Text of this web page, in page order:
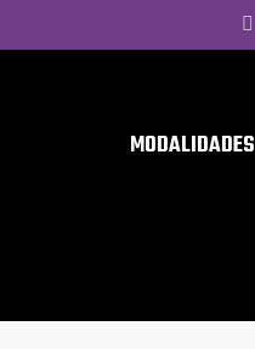
MODALIDADES